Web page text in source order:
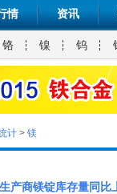
情 资讯
铬 镍 钨
计 > 镁
产商镁锭库存量同比